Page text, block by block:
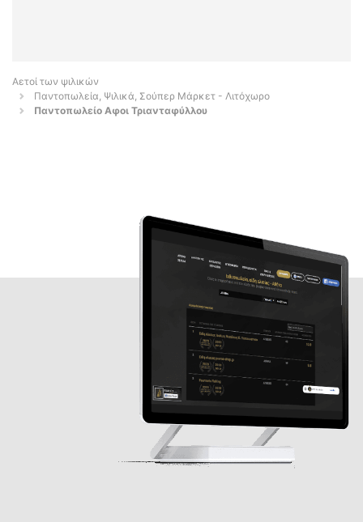
Αετοί των ψιλικών
Παντοπωλεία, Ψιλικά, Σούπερ Μάρκετ - Λιτόχωρο
Παντοπωλείο Αφοι Τριανταφύλλου